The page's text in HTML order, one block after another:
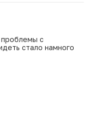
с
стало намного